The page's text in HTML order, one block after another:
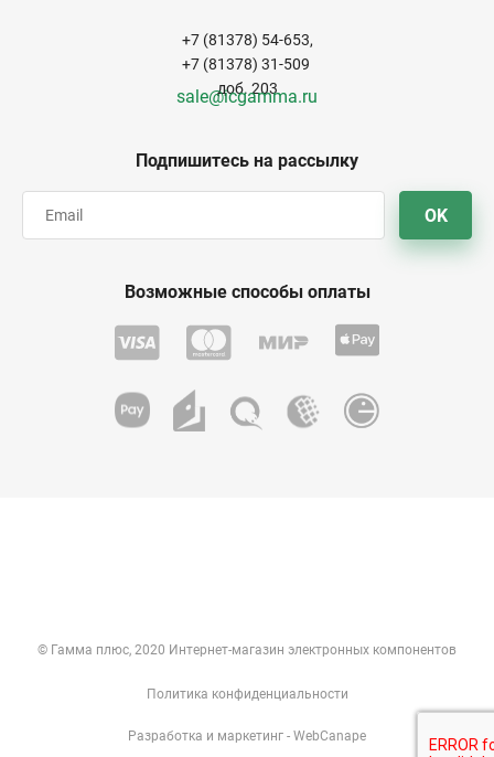
Подпишитесь на рассылку
OK
+7 (81378) 54-653,
+7 (81378) 31-509
доб. 203
sale@icgamma.ru
Возможные способы оплаты
© Гамма плюс, 2020 Интернет-магазин электронных компонентов
Политика конфиденциальности
Разработка и маркетинг - WebCanape